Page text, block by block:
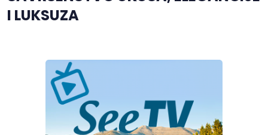
I LUKSUZA